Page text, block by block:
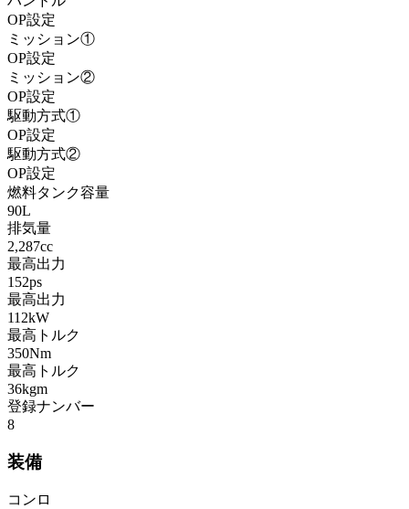
OP設定
ミッション①
OP設定
ミッション②
OP設定
駆動方式①
OP設定
駆動方式②
OP設定
燃料タンク容量
90L
排気量
2,287cc
最高出力
152ps
最高出力
112kW
最高トルク
350Nm
最高トルク
36kgm
登録ナンバー
8
装備
コンロ